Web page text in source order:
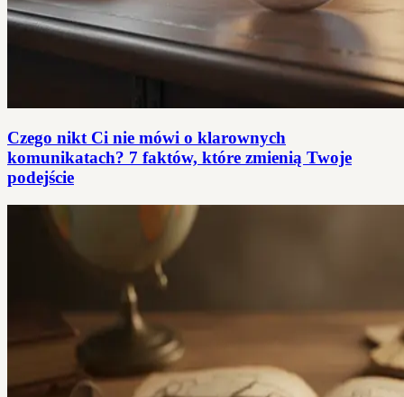
Czego nikt Ci nie mówi o klarownych
komunikatach? 7 faktów, które zmienią Twoje
podejście